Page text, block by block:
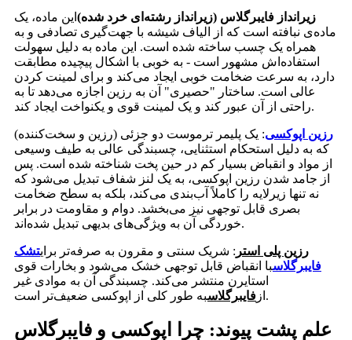
زیرانداز فایبرگلاس (زیرانداز رشته‌ای خرد شده) این ماده، یک
ماده‌ی نبافته است که از الیاف شیشه با جهت‌گیری تصادفی و به
همراه یک چسب ساخته شده است. این ماده به دلیل سهولت
استفاده‌اش مشهور است - به خوبی با اشکال پیچیده مطابقت
دارد، به سرعت ضخامت خوبی ایجاد می‌کند و برای لمینت کردن
عالی است. ساختار "حصیری" آن به رزین اجازه می‌دهد تا به
راحتی از آن عبور کند و یک لمینت قوی و یکنواخت ایجاد کند.
رزین اپوکسی: یک پلیمر ترموست دو جزئی (رزین و سخت‌کننده)
که به دلیل استحکام استثنایی، چسبندگی عالی به طیف وسیعی
از مواد و انقباض بسیار کم در حین پخت شناخته شده است. پس
از جامد شدن رزین اپوکسی، به یک لنز شفاف تبدیل می‌شود که
نه تنها زیرلایه را کاملاً آب‌بندی می‌کند، بلکه به سطح ضخامت
بصری قابل توجهی نیز می‌بخشد. دوام و مقاومت در برابر
خوردگی آن به ویژگی‌های بدیهی تبدیل شده‌اند.
رزین پلی استر : شریک سنتی و مقرون به صرفه‌تر برایتشک
فایبرگلاسبا انقباض قابل توجهی خشک می‌شود و بخارات قوی
استایرن منتشر می‌کند. چسبندگی آن به موادی غیر
از فایبرگلاس به طور کلی از اپوکسی ضعیف‌تر است.
علم پشت پیوند: چرا اپوکسی و فایبرگلاس